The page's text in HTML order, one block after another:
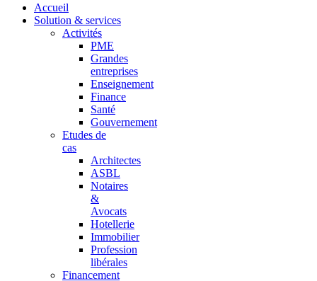
Accueil
Solution & services
Activités
PME
Grandes
entreprises
Enseignement
Finance
Santé
Gouvernement
Etudes de
cas
Architectes
ASBL
Notaires
&
Avocats
Hotellerie
Immobilier
Profession
libérales
Financement